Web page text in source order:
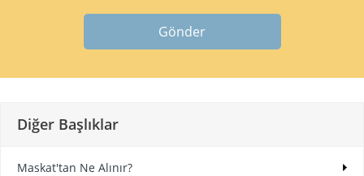
Gönder
Diğer Başlıklar
Maskat'tan Ne Alınır?